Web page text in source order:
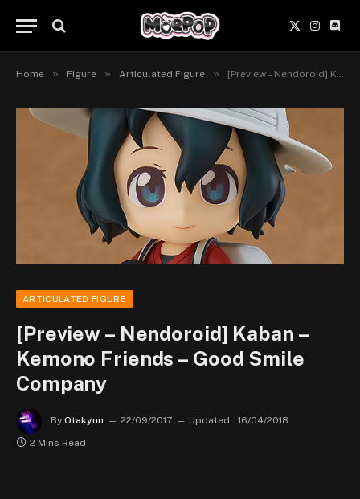
X
(Twitter)
Home » Figure » Articulated Figure » [Preview – Nendoroid] Kaban – Kemono Friends – Good Smile Company
ARTICULATED FIGURE
[Preview – Nendoroid] Kaban –
Kemono Friends – Good Smile
Company
By Otakyun 22/09/2017 Updated: 16/04/2018
2 Mins Read